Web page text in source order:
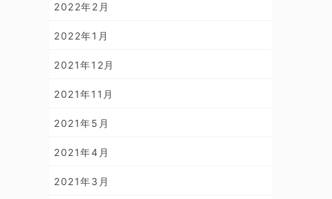
2022年2月
2022年1月
2021年12月
2021年11月
2021年5月
2021年4月
2021年3月